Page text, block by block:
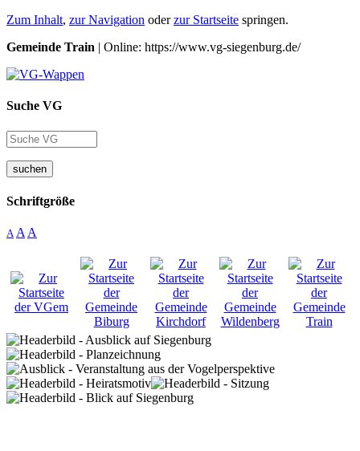
Zum Inhalt, zur Navigation oderzur Startseite springen.
Gemeinde Train | Online: https://www.vg-siegenburg.de/
Suche VG
suchen
Schriftgröße
A A A